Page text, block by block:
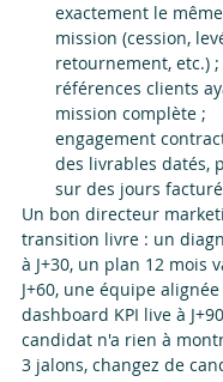
exactement le
mission (cession,
retournement, etc.) ;
références clients
mission complète ;
engagement
des livrables datés,
sur des jours
Un bon directeur
transition livre : un
à J+30, un plan 12 mois
J+60, une équipe
dashboard KPI live à
candidat n'a rien à
3 jalons, changez de